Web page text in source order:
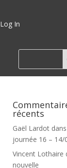
Log In
récents
Gaël Lardot dans
journée 16 – 14/
Vincent Lothaire
nouvelle